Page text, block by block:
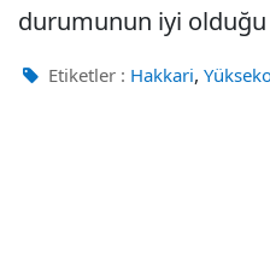
durumunun iyi
Etiketler : Hakkari,